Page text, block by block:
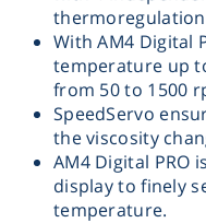
With AM4 Digital
temperature up
from 50 to 1500
SpeedServo
the viscosity
AM4 Digital PRO
display to finely
temperature.